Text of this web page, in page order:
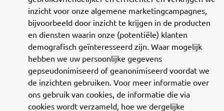
inzicht voor onze algemene marketingcampagnes,
bijvoorbeeld door inzicht te krijgen in de producten
en diensten waarin onze (potentiële) klanten
demografisch geïnteresseerd zijn. Waar mogelijk
hebben we uw persoonlijke gegevens
gepseudonimiseerd of geanonimiseerd voordat we
de inzichten gebruiken. Voor meer informatie over
ons gebruik van cookies, de informatie die via
cookies wordt verzameld, hoe we dergelijke